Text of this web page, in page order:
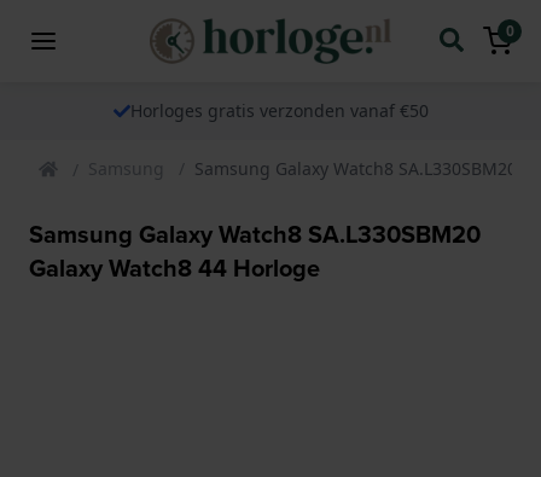
0
Horloges gratis verzonden vanaf €50
Samsung Samsung Galaxy Watch8 SA.L330SBM20
Samsung Galaxy Watch8 SA.L330SBM20
Galaxy Watch8 44 Horloge